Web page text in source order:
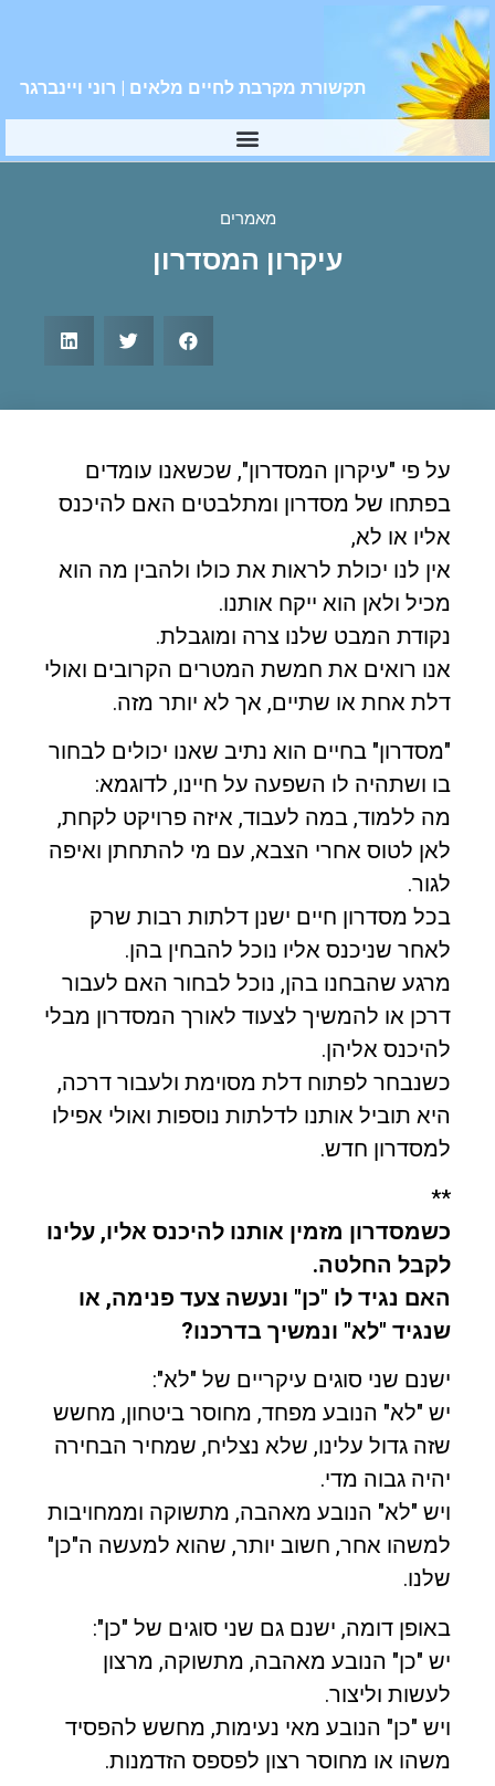
תקשורת מקרבת לחיים מלאים | רוני ויינברגר
מאמרים
עיקרון המסדרון
על פי "עיקרון המסדרון", שכשאנו עומדים
בפתחו של מסדרון ומתלבטים האם להיכנס
אליו או לא,
אין לנו יכולת לראות את כולו ולהבין מה הוא
מכיל ולאן הוא ייקח אותנו.
נקודת המבט שלנו צרה ומוגבלת.
אנו רואים את חמשת המטרים הקרובים ואולי
דלת אחת או שתיים, אך לא יותר מזה.
"מסדרון" בחיים הוא נתיב שאנו יכולים לבחור
בו ושתהיה לו השפעה על חיינו, לדוגמא:
מה ללמוד, במה לעבוד, איזה פרויקט לקחת,
לאן לטוס אחרי הצבא, עם מי להתחתן ואיפה
לגור.
בכל מסדרון חיים ישנן דלתות רבות שרק
לאחר שניכנס אליו נוכל להבחין בהן.
מרגע שהבחנו בהן, נוכל לבחור האם לעבור
דרכן או להמשיך לצעוד לאורך המסדרון מבלי
להיכנס אליהן.
כשנבחר לפתוח דלת מסוימת ולעבור דרכה,
היא תוביל אותנו לדלתות נוספות ואולי אפילו
למסדרון חדש.
**
כשמסדרון מזמין אותנו להיכנס אליו, עלינו
לקבל החלטה.
האם נגיד לו "כן" ונעשה צעד פנימה, או
שנגיד "לא" ונמשיך בדרכנו?
ישנם שני סוגים עיקריים של "לא":
יש "לא" הנובע מפחד, מחוסר ביטחון, מחשש
שזה גדול עלינו, שלא נצליח, שמחיר הבחירה
יהיה גבוה מדי.
ויש "לא" הנובע מאהבה, מתשוקה וממחויבות
למשהו אחר, חשוב יותר, שהוא למעשה ה"כן"
שלנו.
באופן דומה, ישנם גם שני סוגים של "כן":
יש "כן" הנובע מאהבה, מתשוקה, מרצון
לעשות וליצור.
ויש "כן" הנובע מאי נעימות, מחשש להפסיד
משהו או מחוסר רצון לפספס הזדמנות.